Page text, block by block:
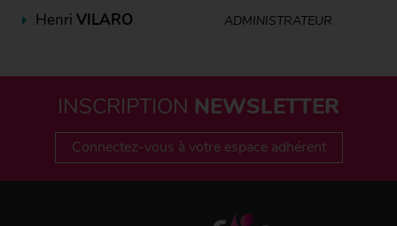
Henri VILARO ADMINISTRATEUR
INSCRIPTION NEWSLETTER
Connectez-vous à votre espace adhérent